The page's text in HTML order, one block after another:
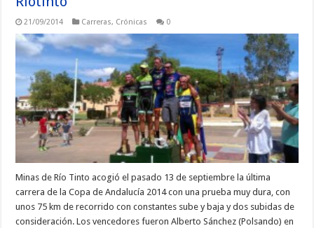
21/09/2014 Carreras, Crónicas 0
Minas de Río Tinto acogió el pasado 13 de septiembre la última
carrera de la Copa de Andalucía 2014 con una prueba muy dura, con
unos 75 km de recorrido con constantes sube y baja y dos subidas de
consideración. Los vencedores fueron Alberto Sánchez (Polsando) en